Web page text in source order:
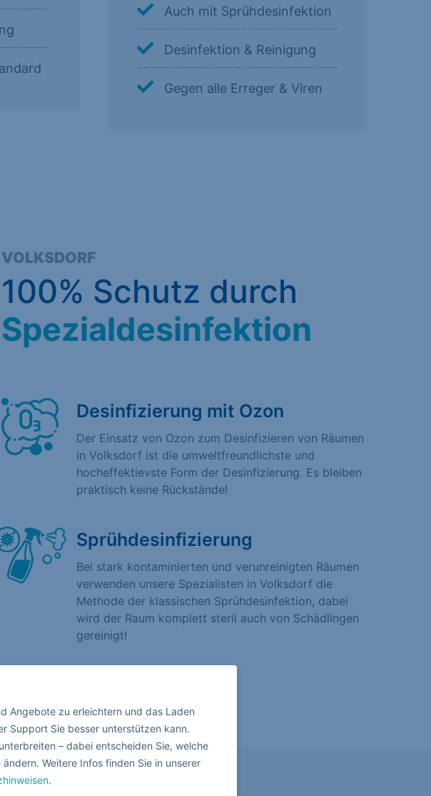
Auch mit Sprühdesinfektion
Desinfektion & Reinigung
Gegen alle Erreger & Viren
VOLKSDORF
100% Schutz durch
Spezialdesinfektion
Desinfizierung mit Ozon
Der Einsatz von Ozon zum Desinfizieren von Räumen
in Volksdorf ist die umweltfreundlichste und
hocheffektievste Form der Desinfizierung. Es bleiben
praktisch keine Rückstände!
Sprühdesinfizierung
Bei stark kontaminierten und verunreinigten Räumen
verwenden unsere Spezialisten in Volksdorf die
Methode der klassischen Sprühdesinfektion, dabei
wird der Raum komplett steril auch von Schädlingen
gereinigt!
Angebote zu erleichtern und das Laden
Support Sie besser unterstützen kann.
– dabei entscheiden Sie, welche
Weitere Infos finden Sie in unserer
.